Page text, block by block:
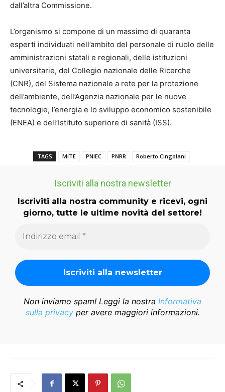
dall’altra Commissione.
L’organismo si compone di un massimo di quaranta
esperti individuati nell’ambito del personale di ruolo delle
amministrazioni statali e regionali, delle istituzioni
universitarie, del Collegio nazionale delle Ricerche
(CNR), del Sistema nazionale a rete per la protezione
dell’ambiente, dell’Agenzia nazionale per le nuove
tecnologie, l’energia e lo sviluppo economico sostenibile
(ENEA) e dell’Istituto superiore di sanità (ISS).
TAGS MiTE PNIEC PNRR Roberto Cingolani
Iscriviti alla nostra newsletter
Iscriviti alla nostra community e ricevi, ogni
giorno, tutte le ultime novità del settore!
Non inviamo spam! Leggi la nostra Informativa
sulla privacyper avere maggiori informazioni.